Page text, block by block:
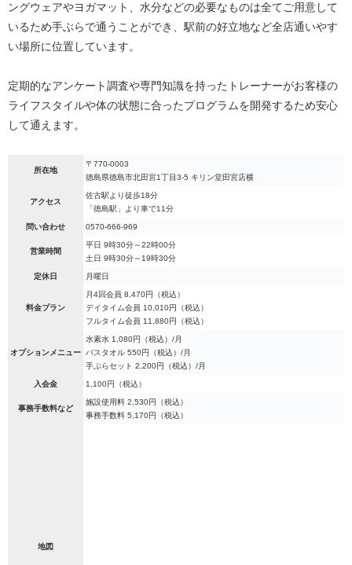
ングウェアやヨガマット、水分などの必要なものは全てご用意して
いるため手ぶらで通うことができ、駅前の好立地など全店通いやす
い場所に位置しています。
定期的なアンケート調査や専門知識を持ったトレーナーがお客様の
ライフスタイルや体の状態に合ったプログラムを開発するため安心
して通えます。
所在地
〒770-0003
徳島県徳島市北田宮1丁目3-5 キリン堂田宮店横
アクセス
佐古駅より徒歩18分
「徳島駅」より車で11分
問い合わせ 0570-666-969
営業時間
平日 9時30分～22時00分
土日 9時30分～19時30分
定休日 月曜日
料金プラン
月4回会員 8,470円（税込）
デイタイム会員 10,010円（税込）
フルタイム会員 11,880円（税込）
オプションメニュー
水素水 1,080円（税込）/月
バスタオル 550円（税込）/月
手ぶらセット 2,200円（税込）/月
入会金 1,100円（税込）
事務手数料など
施設使用料 2,530円（税込）
事務手数料 5,170円（税込）
地図